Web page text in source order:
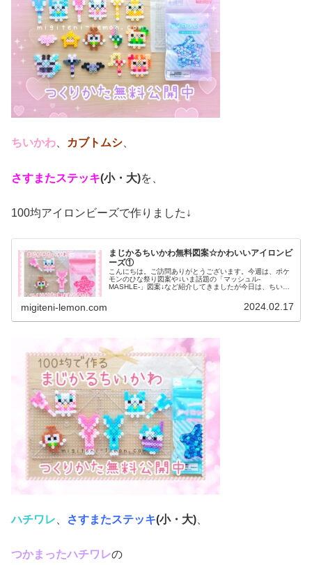
ちいかわ カブトムシ
さすまたステッキ(小・大)を、
100均アイロンビーズで作りました↓
まじかるちいかわ無料図案☆かわいいアイロンビ
ーズ①
こんにちは。ご訪問ありがとうございます。今週は、ポケ
モンのひな祭り図案や↓いま話題の「マッシュル-
MASHLE-」図案↓など紹介してきましたが今日は、ちいか
migiteni-lemon.com 2024.02.17
ハチワレ さすまたステッキ(小・ 大)
つかまったハチワレの